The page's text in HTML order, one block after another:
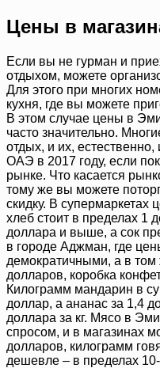
Цены в
Если вы не гурман и
отдыхом, можете
Для этого при многих
кухня, где вы можете
В этом случае цены в
часто значительно.
отдых, и их, естественно,
ОАЭ в 2017 году, если
рынке. Что касается
тому же вы можете
скидку. В супермаркетах
хлеб стоит в пределах 1
доллара и выше, а сок
в городе Аджман, где
демократичными, а в
долларов, коробка
Килограмм мандарин в
доллар, а ананас за 1,4
доллара за кг. Мясо в
спросом, и в магазинах
долларов, килограмм
дешевле – в пределах